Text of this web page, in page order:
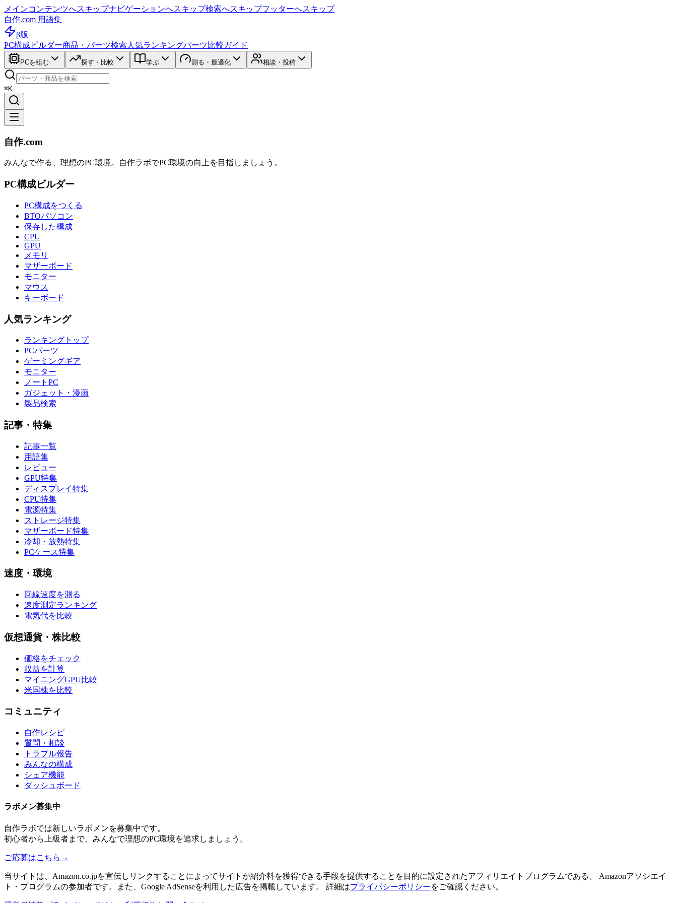
メインコンテンツへスキップナビゲーションへスキップ検索へスキップフッターへスキップ
自作.com 用語集
β版
PC構成ビルダー商品・パーツ検索 人気ランキングパーツ比較ガイド
PCを組む 探す・比較 学ぶ 測る・最適化 相談・投稿
⌘K
自作.com
みんなで作る、理想のPC環境。 自作ラボでPC環境の向上を目指しましょう。
PC構成ビルダー
PC構成をつくる
BTOパソコン
保存した構成
CPU
GPU
メモリ
マザーボード
モニター
マウス
キーボード
人気ランキング
ランキングトップ
PCパーツ
ゲーミングギア
モニター
ノートPC
ガジェット・漫画
製品検索
記事・特集
記事一覧
用語集
レビュー
GPU特集
ディスプレイ特集
CPU特集
電源特集
ストレージ特集
マザーボード特集
冷却・放熱特集
PCケース特集
速度・環境
回線速度を測る
速度測定ランキング
電気代を比較
仮想通貨・株比較
価格をチェック
収益を計算
マイニングGPU比較
米国株を比較
コミュニティ
自作レシピ
質問・相談
トラブル報告
みんなの構成
シェア機能
ダッシュボード
ラボメン募集中
自作ラボでは新しいラボメンを募集中です。
初心者から上級者まで、みんなで理想のPC環境を追求しましょう。
ご応募はこちら →
当サイトは、Amazon.co.jpを宣伝しリンクすることによってサイトが紹介料を獲得できる手段を提供することを目的に設定されたアフィリエイトプログラムである、 Amazonアソシエイ
ト・プログラムの参加者です。また、Google AdSenseを利用した広告を掲載しています。 詳細はプライバシーポリシーをご確認ください。